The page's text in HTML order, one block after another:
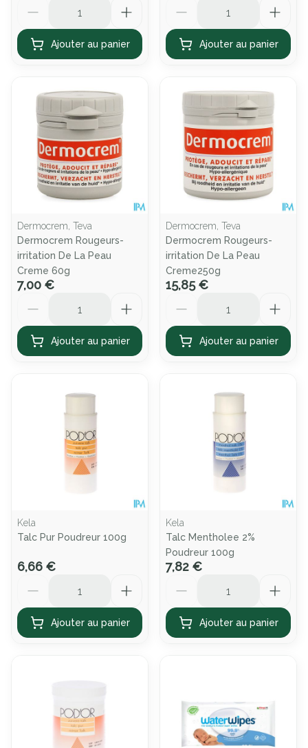
Ajouter au panier Ajouter au panier
Dermocrem, Teva
Dermocrem Rougeurs-
irritation De La Peau
Creme 60g
7,00 €
Ajouter au panier
Dermocrem, Teva
Dermocrem Rougeurs-
irritation De La Peau
Creme250g
15,85 €
Ajouter au panier
Kela
Talc Pur Poudreur 100g
6,66 €
Ajouter au panier
Kela
Talc Mentholee 2%
Poudreur 100g
7,82 €
Ajouter au panier